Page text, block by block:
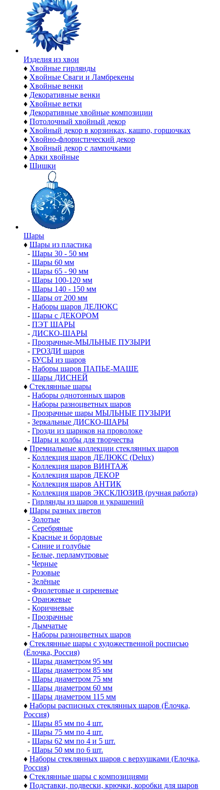
Изделия из хвои
♦ Хвойные гирлянды
♦ Хвойные Сваги и Ламбрекены
♦ Хвойные венки
♦ Декоративные венки
♦ Хвойные ветки
♦ Декоративные хвойные композиции
♦ Потолочный хвойный декор
♦ Хвойный декор в корзинках, кашпо, горшочках
♦ Хвойно-флористический декор
♦ Хвойный декор с лампочками
♦ Арки хвойные
♦ Шишки
Шары
♦ Шары из пластика
- Шары 30 - 50 мм
- Шары 60 мм
- Шары 65 - 90 мм
- Шары 100-120 мм
- Шары 140 - 150 мм
- Шары от 200 мм
- Наборы шаров ДЕЛЮКС
- Шары с ДЕКОРОМ
- ПЭТ ШАРЫ
- ДИСКО-ШАРЫ
- Прозрачные-МЫЛЬНЫЕ ПУЗЫРИ
- ГРОЗДИ шаров
- БУСЫ из шаров
- Наборы шаров ПАПЬЕ-МАШЕ
- Шары ДИСНЕЙ
♦ Стеклянные шары
- Наборы однотонных шаров
- Наборы разноцветных шаров
- Прозрачные шары МЫЛЬНЫЕ ПУЗЫРИ
- Зеркальные ДИСКО-ШАРЫ
- Грозди из шариков на проволоке
- Шары и колбы для творчества
♦ Премиальные коллекции стеклянных шаров
- Коллекция шаров ДЕЛЮКС (Delux)
- Коллекция шаров ВИНТАЖ
- Коллекция шаров ДЕКОР
- Коллекция шаров АНТИК
- Коллекция шаров ЭКСКЛЮЗИВ (ручная работа)
- Гирлянды из шаров и украшений
♦ Шары разных цветов
- Золотые
- Серебряные
- Красные и бордовые
- Синие и голубые
- Белые, перламутровые
- Черные
- Розовые
- Зелёные
- Фиолетовые и сиреневые
- Оранжевые
- Коричневые
- Прозрачные
- Дымчатые
- Наборы разноцветных шаров
♦ Стеклянные шары с художественной росписью
(Ёлочка, Россия)
- Шары диаметром 95 мм
- Шары диаметром 85 мм
- Шары диаметром 75 мм
- Шары диаметром 60 мм
- Шары диаметром 115 мм
♦ Наборы расписных стеклянных шаров (Ёлочка,
Россия)
- Шары 85 мм по 4 шт.
- Шары 75 мм по 4 шт.
- Шары 62 мм по 4 и 5 шт.
- Шары 50 мм по 6 шт.
♦ Наборы стеклянных шаров с верхушками (Елочка,
Россия)
♦ Стеклянные шары с композициями
♦ Подставки, подвески, крючки, коробки для шаров